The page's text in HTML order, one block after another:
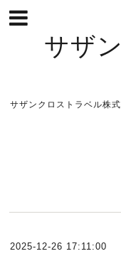
サザ
サザンクロストラベル株
2025-12-26 17:11:00